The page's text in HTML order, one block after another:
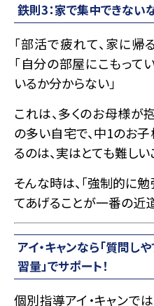
鉄則3：家で集中できない
「部活で疲れて、家に帰
「自分の部屋にこもって
いるか分からない」
これは、多くのお母様が
の多い自宅で、中1のお
るのは、実はとても難しい
そんな時は、「強制的に
てあげることが一番の近
アイ・キャンなら「質問し
習量」でサポート！
個別指導アイ・キャンで